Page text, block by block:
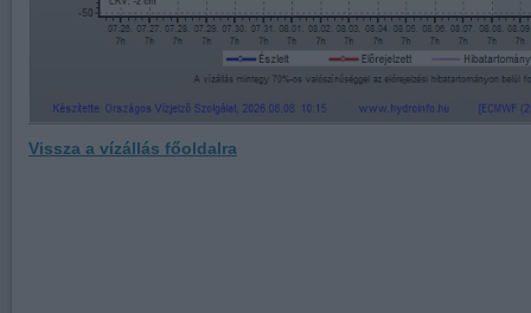
Vissza a vízállás főoldalra